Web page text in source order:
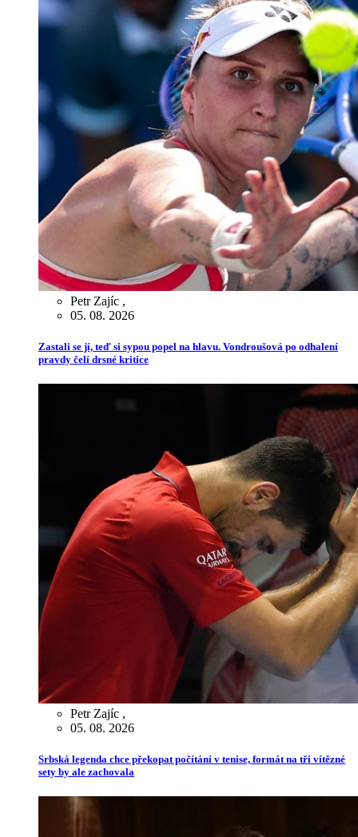
Petr Zajíc ,
05. 08. 2026
Zastali se jí, teď si sypou popel na hlavu. Vondroušová po odhalení
pravdy čelí drsné kritice
Petr Zajíc ,
05. 08. 2026
Srbská legenda chce překopat počítání v tenise, formát na tři vítězné
sety by ale zachovala